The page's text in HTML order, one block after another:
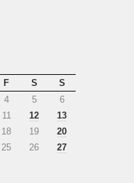
F S
S
4 5
6
11 12
13
18 19
20
25 26
27